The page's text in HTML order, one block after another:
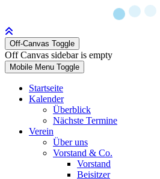
Off-Canvas Toggle
Off Canvas sidebar is empty
Mobile Menu Toggle
Startseite
Kalender
Überblick
Nächste Termine
Verein
Über uns
Vorstand & Co.
Vorstand
Beisitzer